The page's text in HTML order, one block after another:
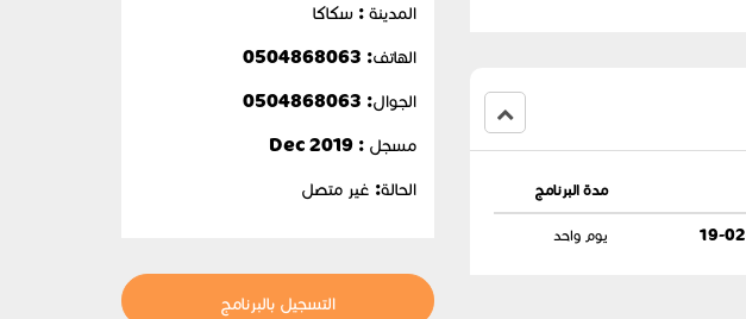
مدة البرنامج
يوم واحد
المدينة : سكاكا
الهاتف: 0504868063
الجوال:
مسجل : Dec 2019
الحالة: غير متصل
التسجيل بالبرنامج